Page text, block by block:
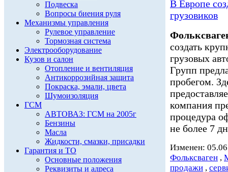
Подвеска
Вопросы биения руля
Механизмы управления
Рулевое управление
Тормозная система
Электрооборудование
Кузов и салон
Отопление и вентиляция
Антикоррозийная защита
Покраска, эмали, цвета
Шумоизоляция
ГСМ
АВТОВАЗ: ГСМ на 2005г
Бензины
Масла
Жидкости, смазки, присадки
Гарантия и ТО
Основные положения
Реквизиты и адреса
В Европе
грузовиков
создать
грузовых
Групп
пробегом.
компания
процедура
не более 7
Изменен:
Фольксваген ,
продажи ,